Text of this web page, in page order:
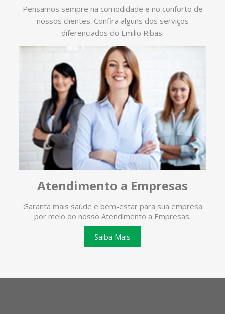
Pensamos sempre na comodidade e no conforto de
nossos clientes. Confira alguns dos serviços
diferenciados do Emilio Ribas.
Atendimento a Empresas
Garanta mais saúde e bem-estar para sua empresa
por meio do nosso Atendimento a Empresas.
Saiba Mais